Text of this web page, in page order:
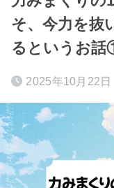
そ、今力を抜
るというお
2025年10月22日